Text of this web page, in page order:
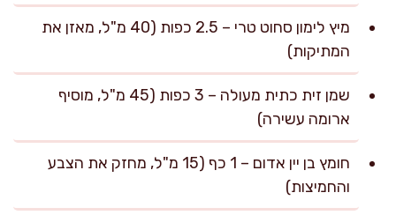
מיץ לימון סחוט טרי – 2.5 כפות (40 מ"ל, מאזן את
המתיקות)
שמן זית כתית מעולה – 3 כפות (45 מ"ל, מוסיף
ארומה עשירה)
חומץ בן יין אדום – 1 כף (15 מ"ל, מחזק את הצבע
והחמיצות)